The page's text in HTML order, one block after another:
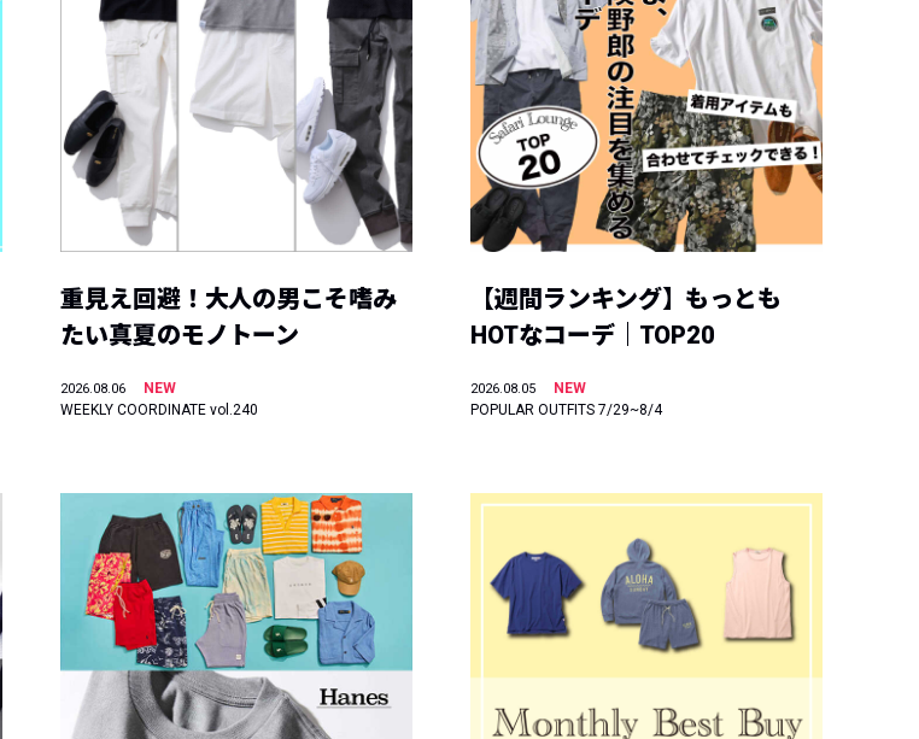
重見え回避！大人の男こそ嗜み
たい真夏のモノトーン
2026.08.06
NEW
WEEKLY COORDINATE vol.240
【週間ランキング】もっとも
HOTなコーデ｜TOP20
2026.08.05
NEW
POPULAR OUTFITS 7/29~8/4